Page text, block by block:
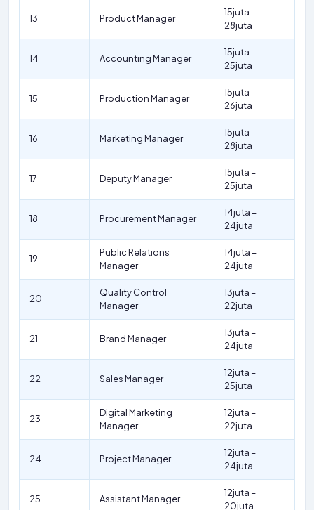
13 Product Manager
15juta –
28juta
14 Accounting Manager
15juta –
25juta
15 Production Manager
15juta –
26juta
16 Marketing Manager
15juta –
28juta
17 Deputy Manager
15juta –
25juta
18 Procurement Manager
14juta –
24juta
19
Public Relations
Manager
14juta –
24juta
20
Quality Control
Manager
13juta –
22juta
21 Brand Manager
13juta –
24juta
22 Sales Manager
12juta –
25juta
23
Digital Marketing
Manager
12juta –
22juta
24 Project Manager
12juta –
24juta
25 Assistant Manager
12juta –
20juta